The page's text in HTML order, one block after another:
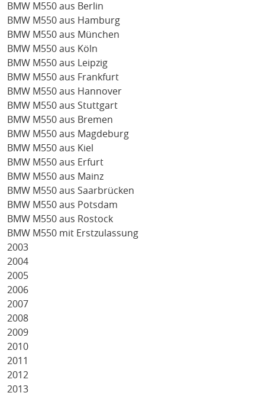
BMW M550 aus Berlin
BMW M550 aus Hamburg
BMW M550 aus München
BMW M550 aus Köln
BMW M550 aus Leipzig
BMW M550 aus Frankfurt
BMW M550 aus Hannover
BMW M550 aus Stuttgart
BMW M550 aus Bremen
BMW M550 aus Magdeburg
BMW M550 aus Kiel
BMW M550 aus Erfurt
BMW M550 aus Mainz
BMW M550 aus Saarbrücken
BMW M550 aus Potsdam
BMW M550 aus Rostock
BMW M550 mit Erstzulassung
2003
2004
2005
2006
2007
2008
2009
2010
2011
2012
2013